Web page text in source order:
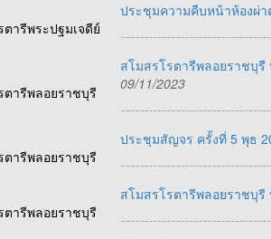
ตารีพระปฐมเจดีย์
ประชุมความคืบหน้าห้องผ่
ตารีพลอยราชบุรี
สโมสรโรตารีพลอยราชบุ
09/11/2023
ตารีพลอยราชบุรี
ประชุมสัญจร ครั้งที่ 5 พุธ
ตารีพลอยราชบุรี
สโมสรโรตารีพลอยราชบุ